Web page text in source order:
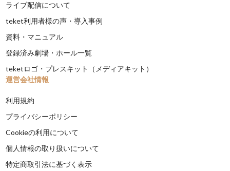
ライブ配信について
teket利用者様の声・導入事例
資料・マニュアル
登録済み劇場・ホール一覧
teketロゴ・プレスキット（メディアキット）
運営会社情報
利用規約
プライバシーポリシー
Cookieの利用について
個人情報の取り扱いについて
特定商取引法に基づく表示